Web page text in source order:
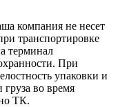
компания не несет
транспортировке
терминал
При
упаковки и
во время
ТК.